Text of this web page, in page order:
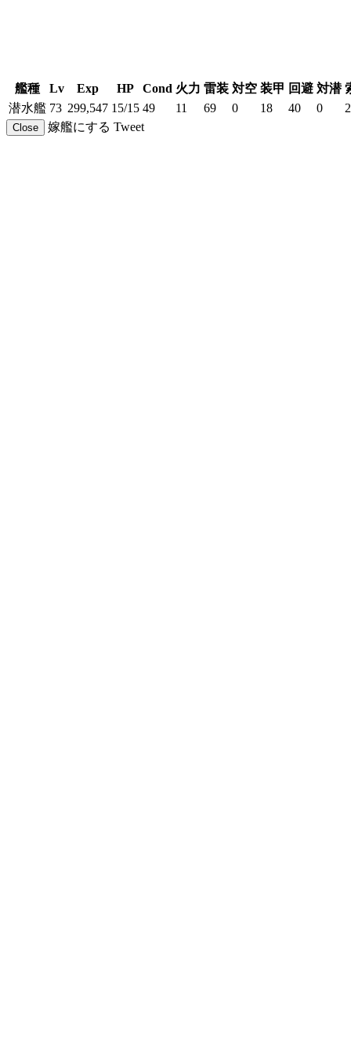
艦種 Lv Exp HP Cond 火力 雷装 対空 装甲 回避 対潜
潜水艦 73 299,547 15/15 49 11 69 0 18 40 0
Close 嫁艦にする Tweet